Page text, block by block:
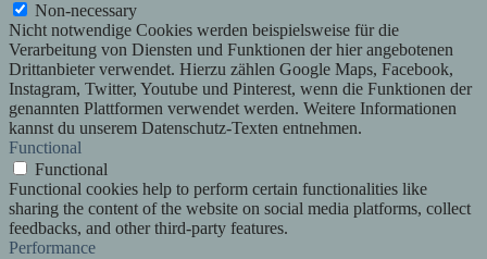
Non-necessary
Nicht notwendige Cookies werden beispielsweise für die
Verarbeitung von Diensten und Funktionen der hier angebotenen
Drittanbieter verwendet. Hierzu zählen Google Maps, Facebook,
Instagram, Twitter, Youtube und Pinterest, wenn die Funktionen der
genannten Plattformen verwendet werden. Weitere Informationen
kannst du unserem Datenschutz-Texten entnehmen.
Functional
Functional
Functional cookies help to perform certain functionalities like
sharing the content of the website on social media platforms, collect
feedbacks, and other third-party features.
Performance